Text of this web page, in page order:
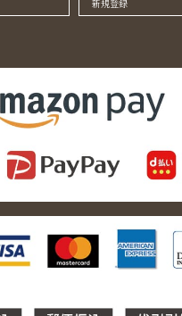
新規登録